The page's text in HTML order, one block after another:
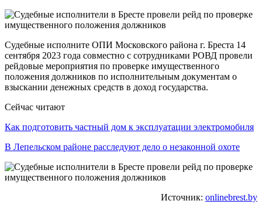
Судебные исполните ОПИ Московского района г. Бреста 14
сентября 2023 года совместно с сотрудниками РОВД провели
рейдовые мероприятия по проверке имущественного
положения должников по исполнительным документам о
взыскании денежных средств в доход государства.
Сейчас читают
Как подготовить частный дом к эксплуатации электромобиля
В Лепельском районе расследуют дело о незаконной охоте
Источник: onlinebrest.by